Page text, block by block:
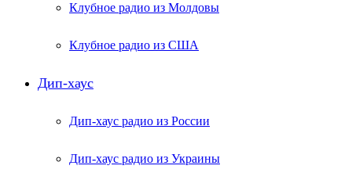
Клубное радио из Молдовы
Клубное радио из США
Дип-хаус
Дип-хаус радио из России
Дип-хаус радио из Украины